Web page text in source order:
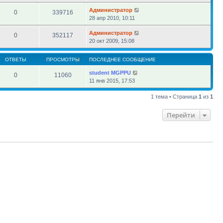
0 339716
Администратор
28 апр 2010, 10:11
0 352117
Администратор
20 окт 2009, 15:08
ОТВЕТЫ ПРОСМОТРЫ ПОСЛЕДНЕЕ СООБЩЕНИЕ
0 11060
student MGPPU
11 янв 2015, 17:53
1 тема • Страница 1 из 1
Перейти